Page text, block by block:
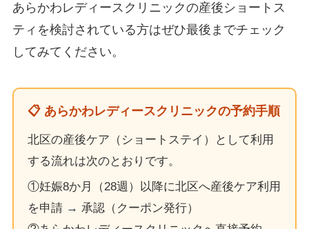
あらかわレディースクリニックの産後ショートス
ティを検討されている方はぜひ最後までチェック
してみてください。
📋 あらかわレディースクリニックの予約手順
北区の産後ケア（ショートステイ）として利用
する流れは次のとおりです。
①妊娠8か月（28週）以降に北区へ産後ケア利用
を申請 → 承認（クーポン発行）